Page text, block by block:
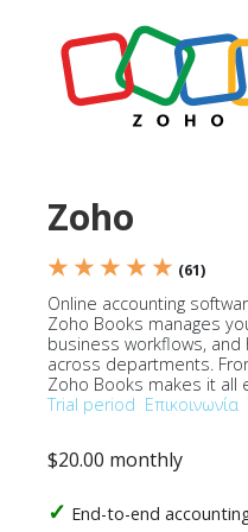
Zoho
★ ★ ★ ★ ★ (61)
Online accounting
Zoho Books manages
business workflows,
across departments.
Zoho Books makes it all
Trial period Επικοινωνία
$20.00 monthly
End-to-end